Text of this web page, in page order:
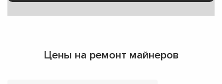
Цены на ремонт майнеров